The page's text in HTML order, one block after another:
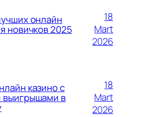
онлайн
новичков 2025
18
Mart
2026
казино с
выигрышами в
18
Mart
2026